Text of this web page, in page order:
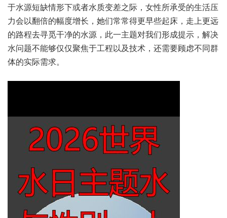
于水源短缺情形下或者水质变差之际，女性所承受的生活压
力会以翻倍的幅度增长，她们常常得更早些起床，走上更远
的路程去寻觅干净的水源，此一主题对我们形成提示，解决
水问题不能够仅仅聚焦于工程以及技术，还需要顾虑不同群
体的实际需求。